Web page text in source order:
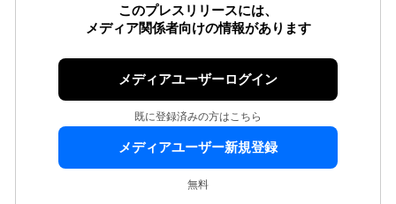
このプレスリリースには、
メディア関係者向けの情報があります
メディアユーザーログイン
既に登録済みの方はこちら
メディアユーザー新規登録
無料